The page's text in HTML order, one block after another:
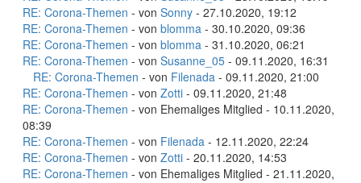
RE: Corona-Themen - von Sonny - 27.10.2020, 19:12
RE: Corona-Themen - von blomma - 30.10.2020, 09:36
RE: Corona-Themen - von blomma - 31.10.2020, 06:21
RE: Corona-Themen - von Susanne_05 - 09.11.2020, 16:31
RE: Corona-Themen - von Filenada - 09.11.2020, 21:00
RE: Corona-Themen - von Zotti - 09.11.2020, 21:48
RE: Corona-Themen - von Ehemaliges Mitglied - 10.11.2020,
08:39
RE: Corona-Themen - von Filenada - 12.11.2020, 22:24
RE: Corona-Themen - von Zotti - 20.11.2020, 14:53
RE: Corona-Themen - von Ehemaliges Mitglied - 21.11.2020,